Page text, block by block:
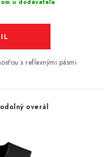
u dodávateľa
s reflexnými pásmi
overál